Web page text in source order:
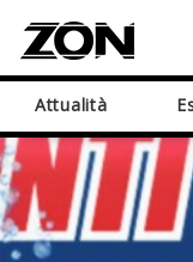
Attualità